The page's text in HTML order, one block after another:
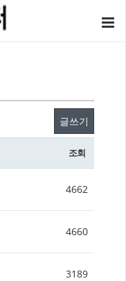
글쓰기
조회
4662
4660
3189